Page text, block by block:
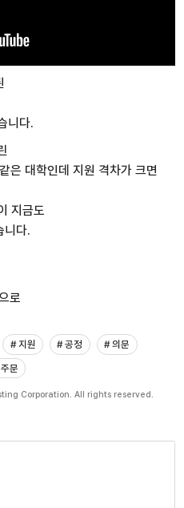
니다.
은 대학인데 지원 격차가 크면
지금도
니다.
로
# 지원 # 공정
# 의문
문
Corporation. All rights reserved.